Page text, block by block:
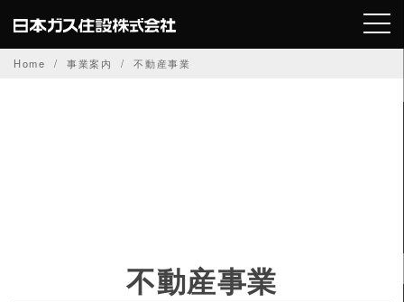
to
content
Home 事業案内 不動産事業
不動産事業